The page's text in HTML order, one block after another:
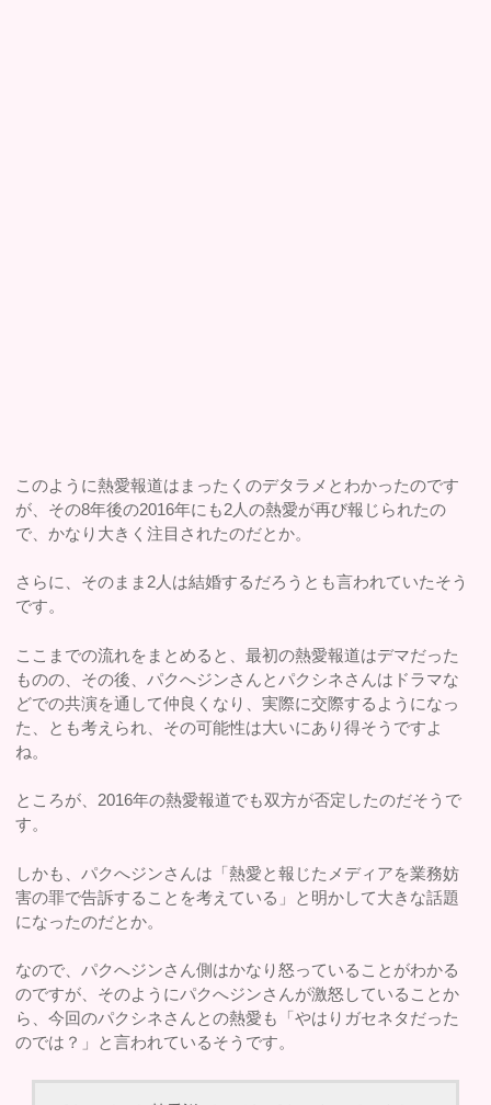
このように熱愛報道はまったくのデタラメとわかったのです
が、その8年後の2016年にも2人の熱愛が再び報じられたの
で、かなり大きく注目されたのだとか。
さらに、そのまま2人は結婚するだろうとも言われていたそう
です。
ここまでの流れをまとめると、最初の熱愛報道はデマだった
ものの、その後、パクへジンさんとパクシネさんはドラマな
どでの共演を通して仲良くなり、実際に交際するようになっ
た、とも考えられ、その可能性は大いにあり得そうですよ
ね。
ところが、2016年の熱愛報道でも双方が否定したのだそうで
す。
しかも、パクへジンさんは「熱愛と報じたメディアを業務妨
害の罪で告訴することを考えている」と明かして大きな話題
になったのだとか。
なので、パクへジンさん側はかなり怒っていることがわかる
のですが、そのようにパクへジンさんが激怒していることか
ら、今回のパクシネさんとの熱愛も「やはりガセネタだった
のでは？」と言われているそうです。